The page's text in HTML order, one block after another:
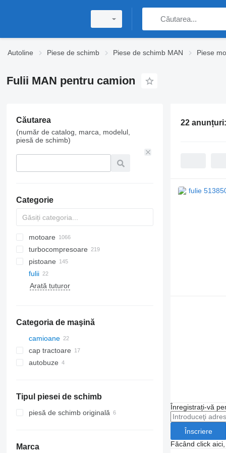
Autoline Piese de schimb Piese de schimb MAN Piese
Fulii MAN pentru camion
Căutarea
(număr de catalog, marca, modelul,
piesă de schimb)
Categorie
motoare
turbocompresoare
pistoane
fulii
Arată tuturor
Categoria de maşină
camioane
cap tractoare
autobuze
Tipul piesei de schimb
piesă de schimb originală
Marca
22 anunțuri:
Înregistrați-vă
Înscriere
Făcând click